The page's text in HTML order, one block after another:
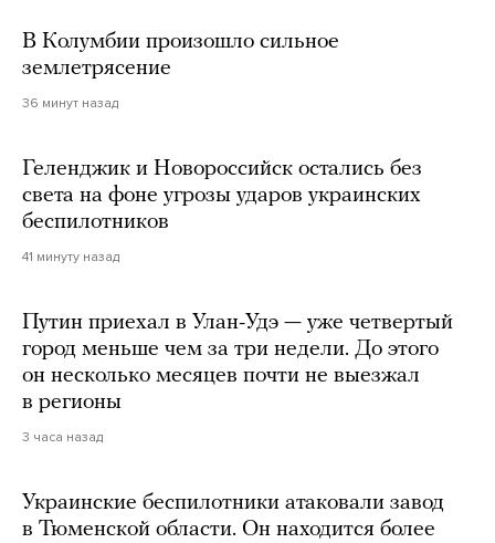
В Колумбии произошло сильное
землетрясение
36 минут назад
Геленджик и Новороссийск остались без
света на фоне угрозы ударов украинских
беспилотников
41 минуту назад
Путин приехал в Улан-Удэ — уже четвертый
город меньше чем за три недели. До этого
он несколько месяцев почти не выезжал
в регионы
3 часа назад
Украинские беспилотники атаковали завод
в Тюменской области. Он находится более